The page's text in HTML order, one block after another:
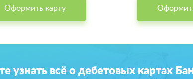
Оформить карту
узнать всё о дебетовых картах